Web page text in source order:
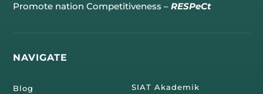
Promote nation Competitiveness –RESPeCt
NAVIGATE
Blog SIAT Akademik